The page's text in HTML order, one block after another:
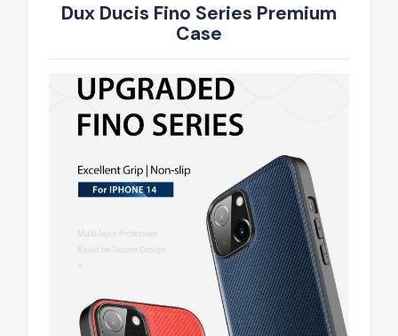
Dux Ducis Fino Series Premium
Case